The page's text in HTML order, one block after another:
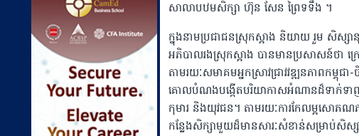
សាលាបឋមសិក្សា ហ៊ុន សែន ព្រៃទទឹង ។
ក្នុងនាមប្រជាជនស្រុកស្អាង និយាយ រួម សិ
អភិបាលរងស្រុកស្អាង បានមានប្រសាសន៍ថា
តាមរយៈសមាគមអ្នកស្រាវជ្រាវវឌ្ឍនភាពកម្
គោលបំណងបង្កើតបរិយាកាសអំណានដ៏ទាក់ទាញ
កុមារ និងយុវជន។ តាមរយៈការកែលម្អសោភ
កន្លែងសិក្សាមួយដ៏មានសារៈសំខាន់សម្រាប់សិ